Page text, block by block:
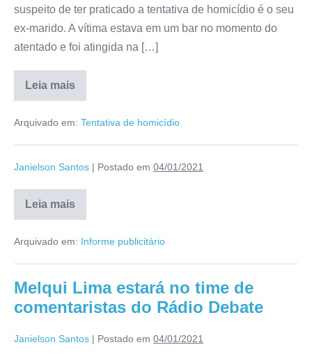
suspeito de ter praticado a tentativa de homicídio é o seu
ex-marido. A vítima estava em um bar no momento do
atentado e foi atingida na […]
Leia mais
Arquivado em: Tentativa de homicídio
Janielson Santos | Postado em 04/01/2021
Leia mais
Arquivado em: Informe publicitário
Melqui Lima estará no time de
comentaristas do Rádio Debate
Janielson Santos | Postado em 04/01/2021